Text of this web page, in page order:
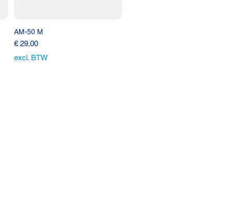
AM-50 M
Prijs
€ 29,00
excl. BTW